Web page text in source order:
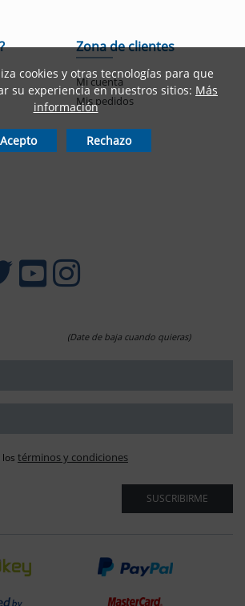
Zona de clientes
Mi cuenta
Mis pedidos
(Date de baja cuando quieras)
términos y condiciones
SUSCRIBIRME
cookies y otras tecnologías para que
su experiencia en nuestros sitios: Más
información
Acepto Rechazo